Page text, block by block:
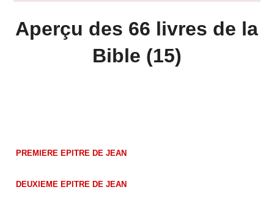
Aperçu des 66 livres de la
Bible (15)
PREMIERE EPITRE DE JEAN
DEUXIEME EPITRE DE JEAN